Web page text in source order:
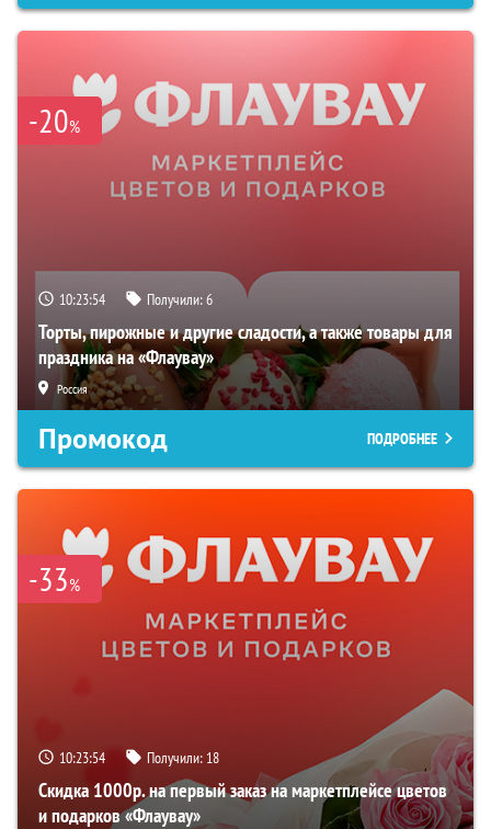
-20%
10:23:53 Получили:6
Торты, пирожные и другие сладости, а также товары для
праздника на «Флаувау»
Россия
Промокод ПОДРОБНЕЕ
-33%
10:23:53 Получили: 18
Скидка 1000р. на первый заказ на маркетплейсе цветов
и подарков «Флаувау»